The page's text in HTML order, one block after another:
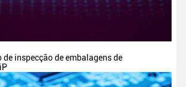
inspecção de embalagens de